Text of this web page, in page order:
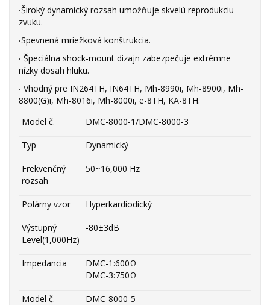
‧Široký dynamický rozsah umožňuje skvelú reprodukciu
zvuku.
‧Spevnená mriežková konštrukcia.
‧ Špeciálna shock-mount dizajn zabezpečuje extrémne
nízky dosah hluku.
‧ Vhodný pre IN264TH, IN64TH, Mh-8990i, Mh-8900i, Mh-
8800(G)i, Mh-8016i, Mh-8000i, e-8TH, KA-8TH.
Model č.
DMC-8000-1/DMC-8000-3
Typ Dynamický
Frekvenčný
rozsah
50~16,000 Hz
Polárny vzor Hyperkardiodický
Výstupný
Level(1,000Hz)
-80±3dB
Impedancia
DMC-1:600Ω
DMC-3:750Ω
Model č. DMC-8000-5